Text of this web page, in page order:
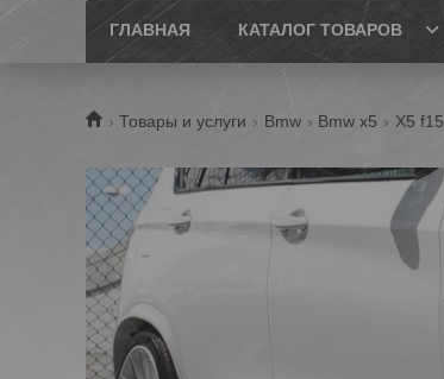
ГЛАВНАЯ КАТАЛОГ ТОВАРОВ
Товары и услуги Bmw Bmw x5 X5 f15